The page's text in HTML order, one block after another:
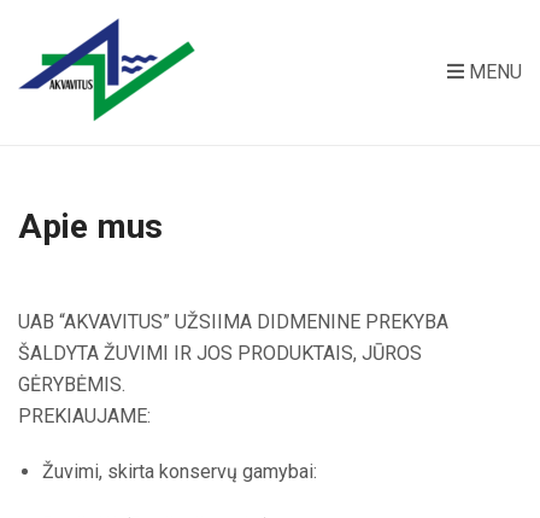
MENU
Apie mus
UAB “AKVAVITUS” UŽSIIMA DIDMENINE PREKYBA
ŠALDYTA ŽUVIMI IR JOS PRODUKTAIS, JŪROS
GĖRYBĖMIS.
PREKIAUJAME:
Žuvimi, skirta konservų gamybai: